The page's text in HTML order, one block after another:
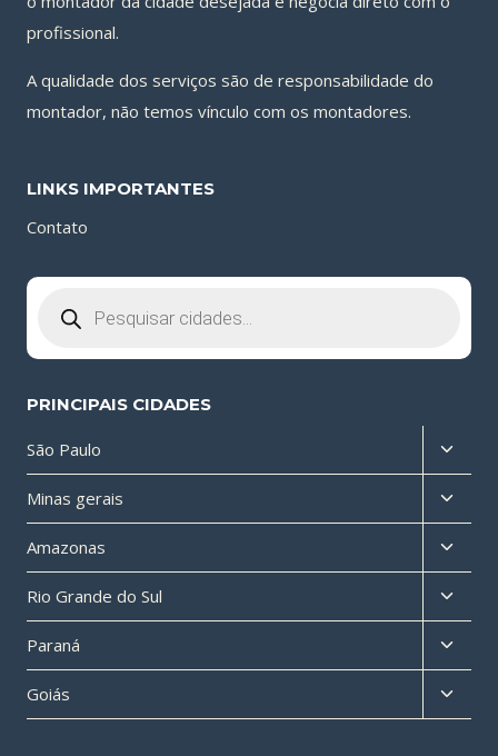
profissional.
A qualidade dos serviços são de responsabilidade do
montador, não temos vínculo com os montadores.
LINKS IMPORTANTES
Contato
produtos
PRINCIPAIS CIDADES
São Paulo
menu
filho
Minas gerais
menu
filho
Amazonas
menu
filho
Rio Grande do Sul
menu
filho
Paraná
menu
filho
Goiás
menu